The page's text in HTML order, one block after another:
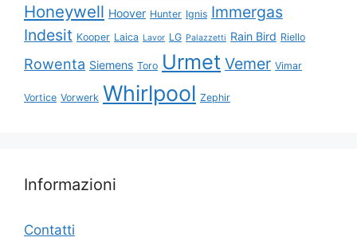
Honeywell Hoover Hunter Ignis Immergas
Indesit Kooper Laica Lavor LG Palazzetti Rain Bird Riello
Rowenta Siemens Toro Urmet Vemer Vimar
Vortice Vorwerk Whirlpool Zephir
Informazioni
Contatti